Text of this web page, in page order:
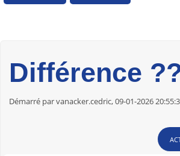
Différence
Démarré par vanacker.cedric, 09-01-2026